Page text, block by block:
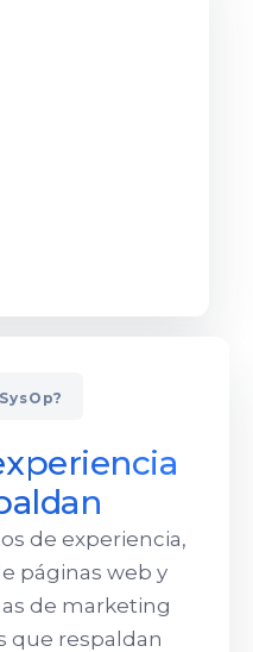
de experiencia,
páginas web y
de marketing
que respaldan